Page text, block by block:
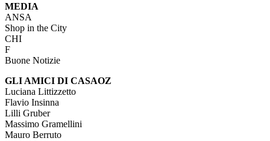
MEDIA
ANSA
Shop in the City
CHI
F
Buone Notizie
GLI AMICI DI CASAOZ
Luciana Littizzetto
Flavio Insinna
Lilli Gruber
Massimo Gramellini
Mauro Berruto